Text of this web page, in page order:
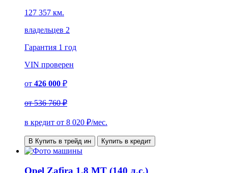
127 357 км.
владельцев 2
Гарантия 1 год
VIN проверен
от 426 000 ₽
от536 760 ₽
в кредит от 8 020 ₽/мес.
В Купить в трейд ин Купить в кредит
Opel Zafira 1.8 MT (140 л.с.)